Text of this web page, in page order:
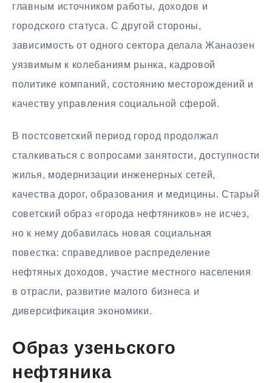
главным источником работы, доходов и
городского статуса. С другой стороны,
зависимость от одного сектора делала Жанаозен
уязвимым к колебаниям рынка, кадровой
политике компаний, состоянию месторождений и
качеству управления социальной сферой.
В постсоветский период город продолжал
сталкиваться с вопросами занятости, доступности
жилья, модернизации инженерных сетей,
качества дорог, образования и медицины. Старый
советский образ «города нефтяников» не исчез,
но к нему добавилась новая социальная
повестка: справедливое распределение
нефтяных доходов, участие местного населения
в отрасли, развитие малого бизнеса и
диверсификация экономики.
Образ узеньского
нефтяника